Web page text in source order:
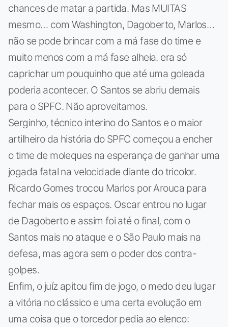
chances de matar a partida. Mas MUITAS
mesmo… com Washington, Dagoberto, Marlos…
não se pode brincar com a má fase do time e
muito menos com a má fase alheia. era só
caprichar um pouquinho que até uma goleada
poderia acontecer. O Santos se abriu demais
para o SPFC. Não aproveitamos.
Serginho, técnico interino do Santos e o maior
artilheiro da história do SPFC começou a encher
o time de moleques na esperança de ganhar uma
jogada fatal na velocidade diante do tricolor.
Ricardo Gomes trocou Marlos por Arouca para
fechar mais os espaços. Oscar entrou no lugar
de Dagoberto e assim foi até o final, com o
Santos mais no ataque e o São Paulo mais na
defesa, mas agora sem o poder dos contra-
golpes.
Enfim, o juíz apitou fim de jogo, o medo deu lugar
a vitória no clássico e uma certa evolução em
uma coisa que o torcedor pedia ao elenco: